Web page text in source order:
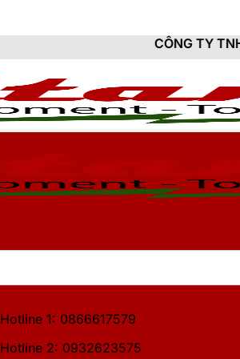
CÔNG TY TNHH THIẾT BỊ
Hotline 1: 0866617579
Hotline 2: 0932623575